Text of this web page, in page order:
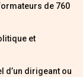
de 760
et
d’un dirigeant ou